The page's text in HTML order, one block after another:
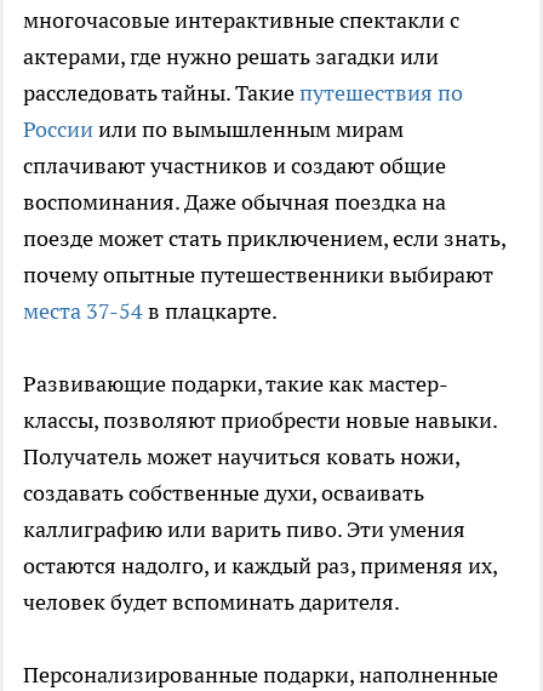
многочасовые интерактивные спектакли с
актерами, где нужно решать загадки или
расследовать тайны. Такиепутешествия по
Россииили по вымышленным мирам
сплачивают участников и создают общие
воспоминания. Даже обычная поездка на
поезде может стать приключением, если знать,
почему опытные путешественники выбирают
места 37-54в плацкарте.
Развивающие подарки, такие как мастер-
классы, позволяют приобрести новые навыки.
Получатель может научиться ковать ножи,
создавать собственные духи, осваивать
каллиграфию или варить пиво. Эти умения
остаются надолго, и каждый раз, применяя их,
человек будет вспоминать дарителя.
Персонализированные подарки, наполненные